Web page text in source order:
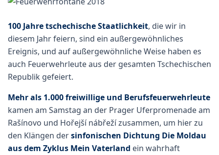
100 Jahre tschechische Staatlichkeit, die wir in
diesem Jahr feiern, sind ein außergewöhnliches
Ereignis, und auf außergewöhnliche Weise haben es
auch Feuerwehrleute aus der gesamten Tschechischen
Republik gefeiert.
Mehr als 1.000 freiwillige und Berufsfeuerwehrleute
kamen am Samstag an der Prager Uferpromenade am
Rašínovo und Hořejší nábřeží zusammen, um hier zu
den Klängen dersinfonischen Dichtung Die Moldau
aus dem Zyklus Mein Vaterland ein wahrhaft